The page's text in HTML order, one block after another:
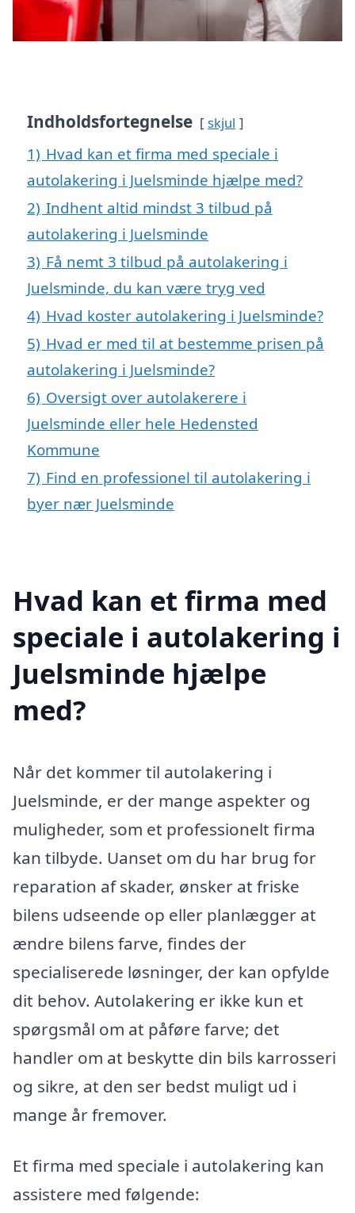
Indholdsfortegnelse skjul
1) Hvad kan et firma med speciale i
autolakering i Juelsminde hjælpe med?
2) Indhent altid mindst 3 tilbud på
autolakering i Juelsminde
3) Få nemt 3 tilbud på autolakering i
Juelsminde, du kan være tryg ved
4) Hvad koster autolakering i Juelsminde?
5) Hvad er med til at bestemme prisen på
autolakering i Juelsminde?
6) Oversigt over autolakerere i
Juelsminde eller hele Hedensted
Kommune
7) Find en professionel til autolakering i
byer nær Juelsminde
Hvad kan et firma med
speciale i autolakering i
Juelsminde hjælpe
med?
Når det kommer til autolakering i
Juelsminde, er der mange aspekter og
muligheder, som et professionelt firma
kan tilbyde. Uanset om du har brug for
reparation af skader, ønsker at friske
bilens udseende op eller planlægger at
ændre bilens farve, findes der
specialiserede løsninger, der kan opfylde
dit behov. Autolakering er ikke kun et
spørgsmål om at påføre farve; det
handler om at beskytte din bils karrosseri
og sikre, at den ser bedst muligt ud i
mange år fremover.
Et firma med speciale i autolakering kan
assistere med følgende: